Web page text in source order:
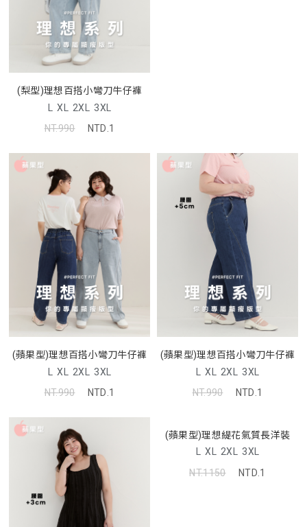
(梨型)理想百搭小彎刀牛仔褲
L XL 2XL 3XL
NT.990
NTD.1
(蘋果型)理想百搭小彎刀牛仔褲
L XL 2XL 3XL
NT.990
NTD.1
(蘋果型)理想百搭小彎刀牛仔褲
L XL 2XL 3XL
NT.990
NTD.1
(蘋果型)理想緹花氣質長洋裝
L XL 2XL 3XL
NT.1150
NTD.1